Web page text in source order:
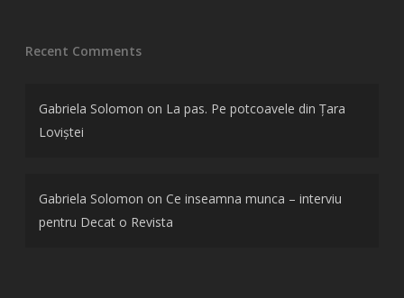
Recent Comments
Gabriela Solomon on La pas. Pe potcoavele din Țara
Loviștei
Gabriela Solomon on Ce inseamna munca – interviu
pentru Decat o Revista